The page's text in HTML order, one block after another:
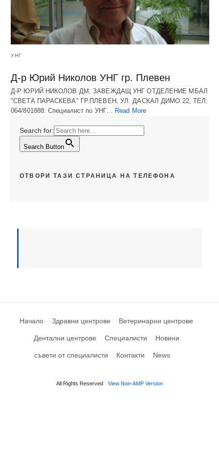
УНГ
Д-р Юрий Николов УНГ гр. Плевен
Д-Р ЮРИЙ НИКОЛОВ ДМ, ЗАВЕЖДАЩ УНГ ОТДЕЛЕНИЕ МБАЛ
"СВЕТА ПАРАСКЕВА" ГР.ПЛЕВЕН, УЛ. ДАСКАЛ ДИМО 22, ТЕЛ:
064/801888: Специалист по УНГ… Read More
Search for:
Search Button
ОТВОРИ ТАЗИ СТРАНИЦА НА ТЕЛЕФОНА
Начало Здравни центрове Ветеринарни центрове
Дентални центрове Специалисти Новини
съвети от специалисти Контакти News
All Rights Reserved View Non-AMP Version